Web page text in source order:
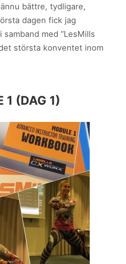
bättre, tydligare,
dagen fick jag
med ”LesMills
största konventet inom
1 (DAG 1)